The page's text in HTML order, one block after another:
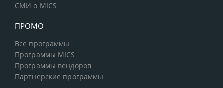
СМИ о MICS
ПРОМО
Все программы
Программы MICS
Программы вендоров
Партнерские программы